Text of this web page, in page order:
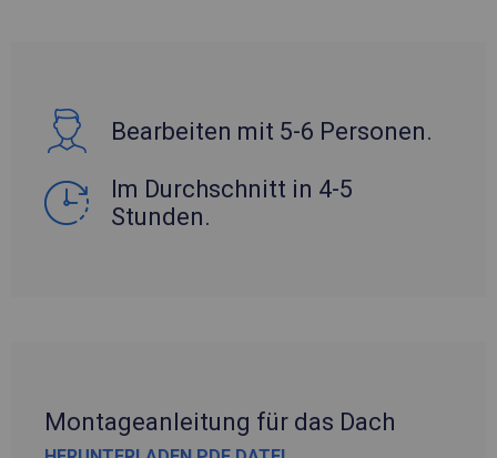
Bearbeiten mit 5-6 Personen.
Im Durchschnitt in 4-5
Stunden.
Montageanleitung für das Dach